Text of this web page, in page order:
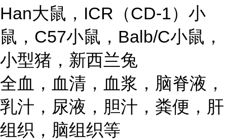
Han大鼠，ICR（CD-1）小
鼠，C57小鼠，Balb/C小鼠，
小型猪，新西兰兔
全血，血清，血浆，脑脊液，
乳汁，尿液，胆汁，粪便，肝
组织，脑组织等